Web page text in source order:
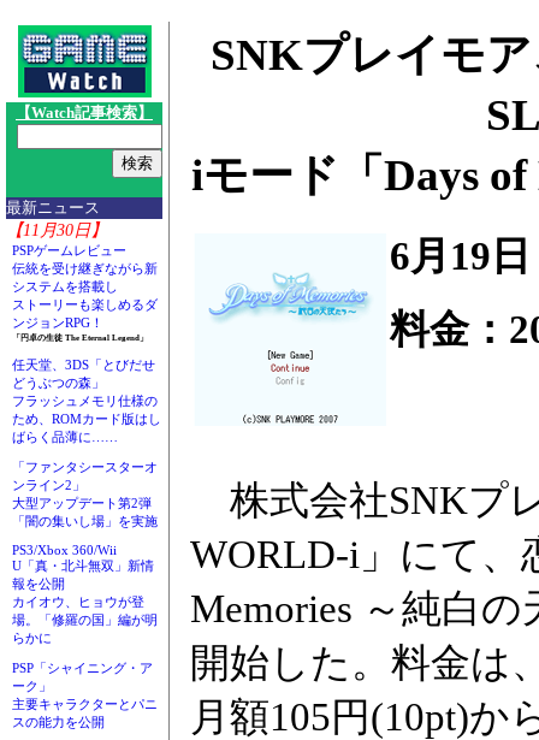
【Watch記事検索】
最新ニュース
【11月30日】
PSPゲームレビュー
伝統を受け継ぎながら新
システムを搭載し
ストーリーも楽しめるダ
ンジョンRPG！
「円卓の生徒 The Eternal Legend」
任天堂、3DS「とびだせ
どうぶつの森」
フラッシュメモリ仕様の
ため、ROMカード版はし
ばらく品薄に……
「ファンタシースターオ
ンライン2」
大型アップデート第2弾
「闇の集いし場」を実施
PS3/Xbox 360/Wii
U「真・北斗無双」新情
報を公開
カイオウ、ヒョウが登
場。「修羅の国」編が明
らかに
PSP「シャイニング・ア
ーク」
主要キャラクターとパニ
スの能力を公開
SNKプレイモ
iモード「Days
6月19
料金：
株式会社SNKプ
WORLD-i」にて、
Memories ～純白
開始した。料金は
月額105円(10pt)か